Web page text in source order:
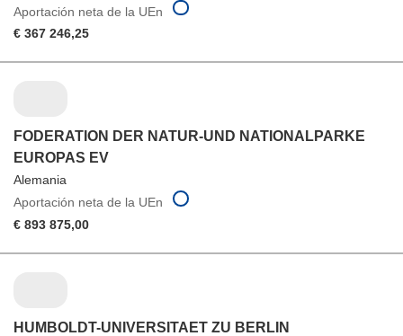
Aportación neta de la UEn
€ 367 246,25
FODERATION DER NATUR-UND NATIONALPARKE
EUROPAS EV
Alemania
Aportación neta de la UEn
€ 893 875,00
HUMBOLDT-UNIVERSITAET ZU BERLIN